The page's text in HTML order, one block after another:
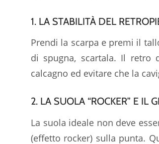
1. LA STABILITÀ DEL
Prendi la scarpa e premi il
di spugna, scartala. Il retro
calcagno ed evitare che la
2. LA SUOLA “ROCKER” E IL
La suola ideale non deve
(effetto rocker) sulla punta.